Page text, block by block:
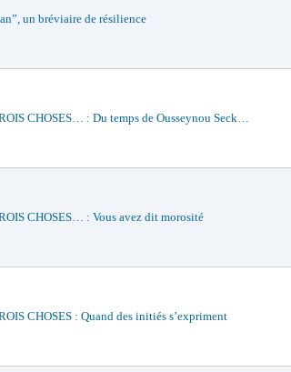
un bréviaire de résilience
CHOSES… : Du temps de Ousseynou Seck…
CHOSES… : Vous avez dit morosité
CHOSES : Quand des initiés s’expriment